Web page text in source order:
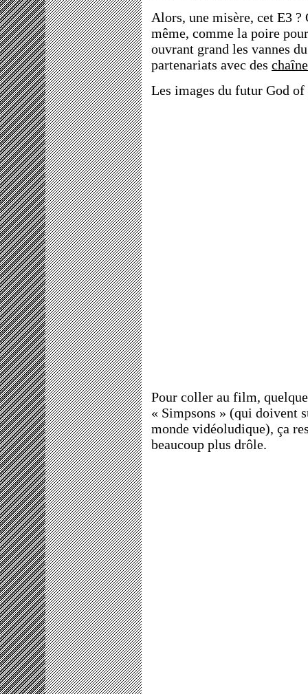
Alors, une misère, cet E3 ?
même, comme la poire
ouvrant grand les vannes
partenariats avec des
Les images du futur God of
Pour coller au film,
« Simpsons » (qui doivent
monde vidéoludique), ça
beaucoup plus drôle.